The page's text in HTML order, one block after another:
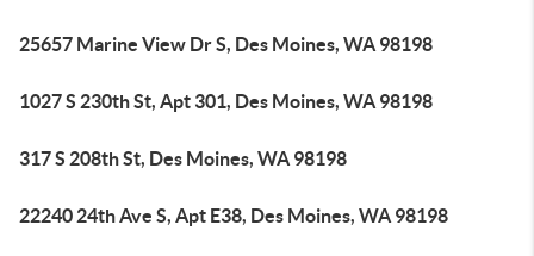
25657 Marine View Dr S, Des Moines, WA 98198
1027 S 230th St, Apt 301, Des Moines, WA 98198
317 S 208th St, Des Moines, WA 98198
22240 24th Ave S, Apt E38, Des Moines, WA 98198